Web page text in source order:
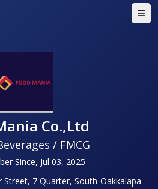
Co.,Ltd
/ FMCG
Since, Jul 03, 2025
Street, 7 Quarter, South-Oakkalapa